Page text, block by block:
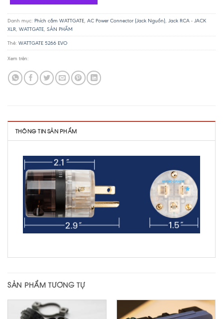
Danh mục: Phích cắm WATTGATE, AC Power Connector (Jack Nguồn), Jack RCA - JACK
XLR, WATTGATE, SẢN PHẨM
Thẻ: WATTGATE 5266 EVO
Xem trên:
THÔNG TIN SẢN PHẨM
SẢN PHẨM TƯƠNG TỰ